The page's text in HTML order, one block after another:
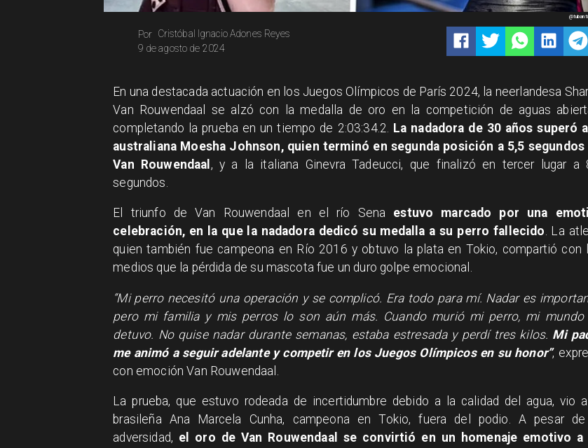
Cristóbal Ignacio Adones Reyes
Por
9 de agosto de 2024
En una destacada actuación en los Juegos Olímpicos de París 2024, la neerlandesa
Van Rouwendaal se alzó con la medalla de oro en la competición de aguas
completando la prueba en un tiempo de 2:03:34.2. La nadadora de 30 años superó
australiana Moesha Johnson, quien terminó en segunda posición a 5,5 segundos
Van Rouwendaal , y a la italiana Ginevra Tadeucci, que finalizó en tercer lugar a
segundos.
El triunfo de Van Rouwendaal en el río Sena estuvo marcado por una
celebración, en la que la nadadora dedicó su medalla a su perro fallecido. La
quien también fue campeona en Río 2016 y obtuvo la plata en Tokio, compartió con
medios que la pérdida de su mascota fue un duro golpe emocional.
“Mi perro necesitó una operación y se complicó. Era todo para mí. Nadar es
pero mi familia y mis perros lo son aún más. Cuando murió mi perro, mi mundo
detuvo. No quise nadar durante semanas, estaba estresada y perdí tres kilos. Mi
me animó a seguir adelante y competir en los Juegos Olímpicos en su honor”,
con emoción Van Rouwendaal.
La prueba, que estuvo rodeada de incertidumbre debido a la calidad del agua, vio
brasileña Ana Marcela Cunha, campeona en Tokio, fuera del podio. A pesar
adversidad, el oro de Van Rouwendaal se convirtió en un homenaje emotivo a